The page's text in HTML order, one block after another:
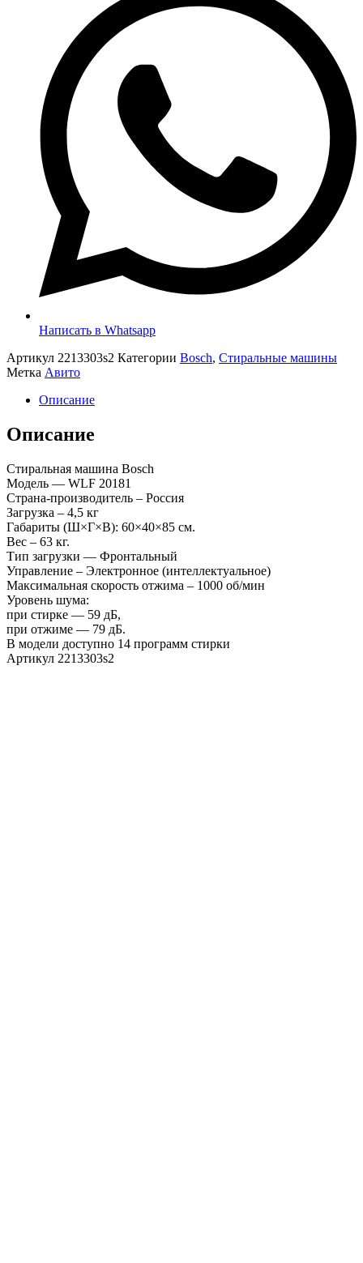
Написать в Whatsapp
Артикул 2213303s2 Категории Bosch, Стиральные машины
Метка Авито
Описание
Описание
Стиральная машина Bosch
Модель — WLF 20181
Страна-производитель – Россия
Загрузка – 4,5 кг
Габариты (Ш×Г×В): 60×40×85 см.
Вес – 63 кг.
Тип загрузки — Фронтальный
Управление – Электронное (интеллектуальное)
Максимальная скорость отжима – 1000 об/мин
Уровень шума:
при стирке — 59 дБ,
при отжиме — 79 дБ.
В модели доступно 14 программ стирки
Артикул 2213303s2